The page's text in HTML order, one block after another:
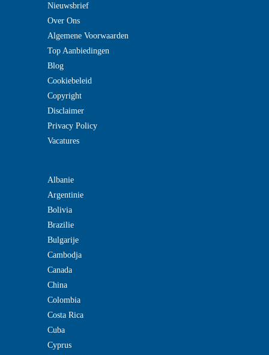
Nieuwsbrief
Over Ons
Algemene Voorwaarden
Top Aanbiedingen
Blog
Cookiebeleid
Copyright
Disclaimer
Privacy Policy
Vacatures
Albanie
Argentinie
Bolivia
Brazilie
Bulgarije
Cambodja
Canada
China
Colombia
Costa Rica
Cuba
Cyprus